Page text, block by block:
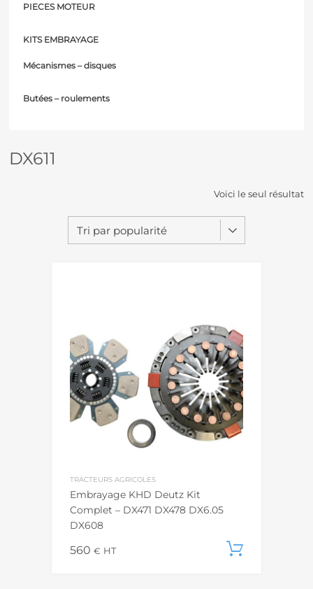
DX611
Voici le seul résultat
TRACTEURS AGRICOLES
Embrayage KHD Deutz Kit
Complet – DX471 DX478 DX6.05
DX608
560 € HT
PIECES MOTEUR
KITS EMBRAYAGE
Mécanismes – disques
Butées – roulements